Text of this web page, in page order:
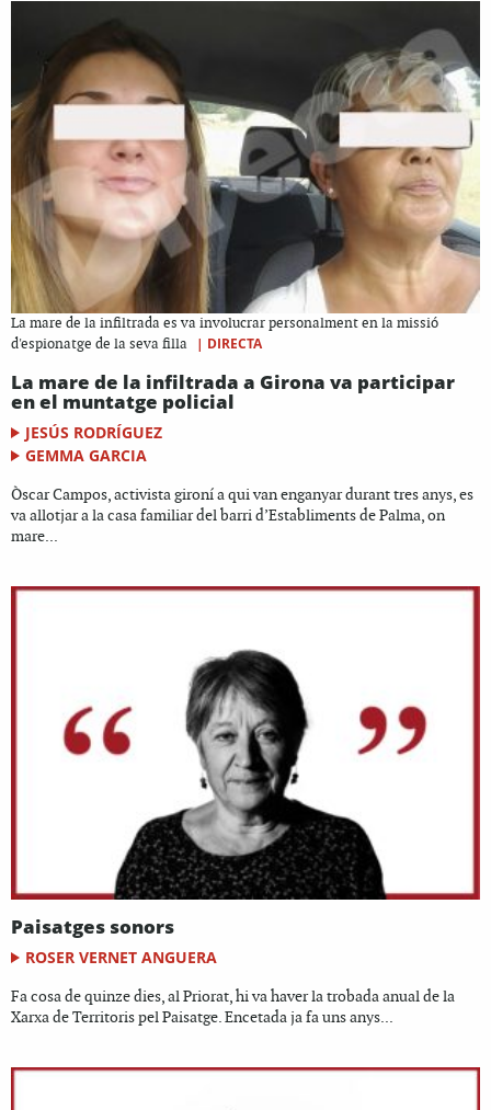
La mare de la infiltrada es va involucrar personalment en la missió
d'espionatge de la seva filla
| DIRECTA
La mare de la infiltrada a Girona va participar
en el muntatge policial
JESÚS RODRÍGUEZ
GEMMA GARCIA
Òscar Campos, activista gironí a qui van enganyar durant tres anys, es
va allotjar a la casa familiar del barri d’Establiments de Palma, on
mare...
Paisatges sonors
ROSER VERNET ANGUERA
Fa cosa de quinze dies, al Priorat, hi va haver la trobada anual de la
Xarxa de Territoris pel Paisatge. Encetada ja fa uns anys...